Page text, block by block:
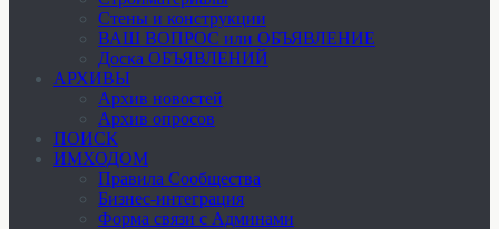
Стены и конструкции
ВАШ ВОПРОС или ОБЪЯВЛЕНИЕ
Доска ОБЪЯВЛЕНИЙ
АРХИВЫ
Архив новостей
Архив опросов
ПОИСК
ИМХОДОМ
Правила Сообщества
Бизнес-интеграция
Форма связи с Админами